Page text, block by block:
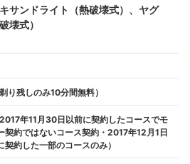
サンドライト（熱破壊式）、ヤグ
壊式）
剃り残しのみ10分間無料）
2017年11月30日以前に契約したコースでモ
契約ではないコース契約・2017年12月1日
契約した一部のコースのみ）